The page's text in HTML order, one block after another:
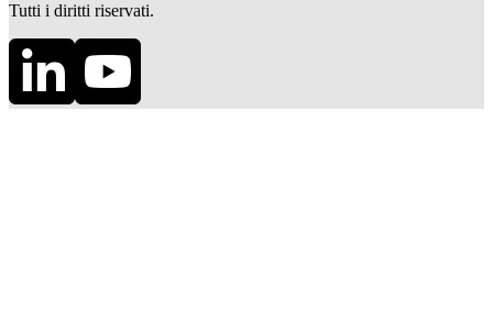
Tutti i diritti riservati.